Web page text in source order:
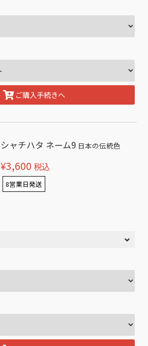
ご購入手続きへ
シャチハタ ネーム9 日本の伝統色
¥3,600 税込
8営業日発送